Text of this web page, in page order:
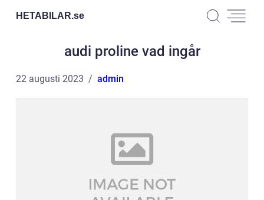
HETABILAR.se
audi proline vad ingår
22 augusti 2023 admin